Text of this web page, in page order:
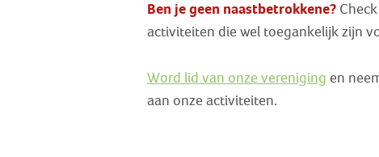
Ben je geen naastbetrokkene?Check
activiteiten die wel toegankelijk zijn
Word lid van onze vereniging en
aan onze activiteiten.